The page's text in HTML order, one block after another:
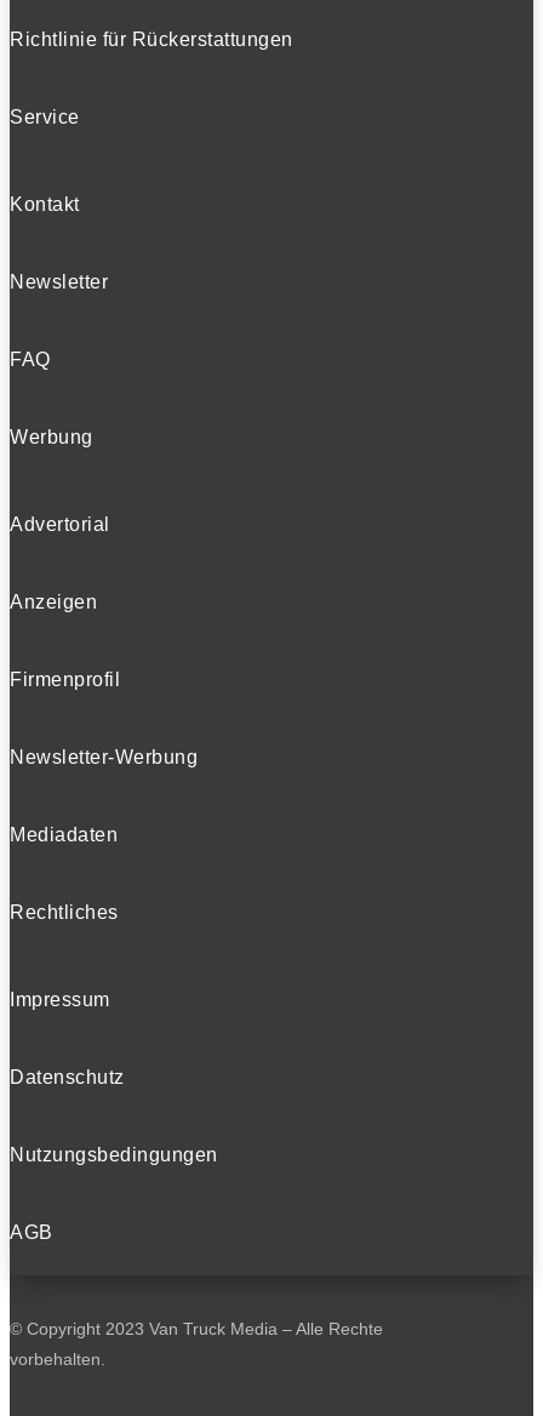
Richtlinie für Rückerstattungen
Service
Kontakt
Newsletter
FAQ
Werbung
Advertorial
Anzeigen
Firmenprofil
Newsletter-Werbung
Mediadaten
Rechtliches
Impressum
Datenschutz
Nutzungsbedingungen
AGB
© Copyright 2023 Van Truck Media – Alle Rechte
vorbehalten.